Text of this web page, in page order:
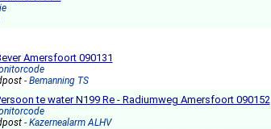
Amersfoort 090131
- Bemanning TS
te water N199 Re - Radiumweg Amersfoort 090152
- Kazernealarm ALHV